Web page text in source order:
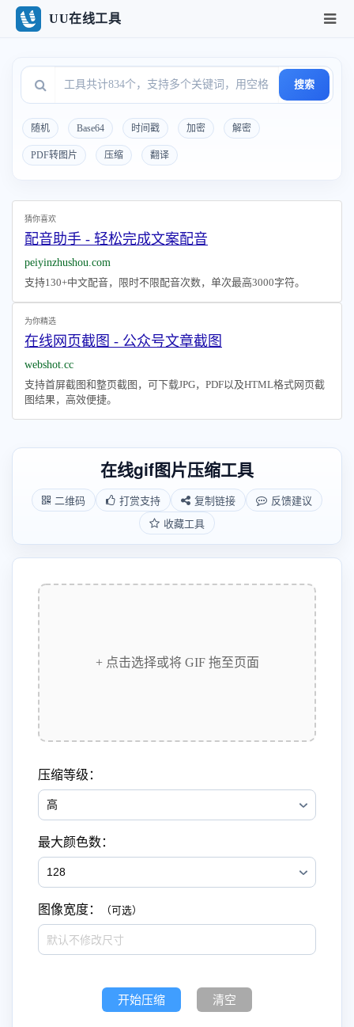
UU在线工具
搜索
随机 Base64 时间戳 加密 解密
PDF转图片 压缩 翻译
猜你喜欢
配音助手 - 轻松完成文案配音
peiyinzhushou.com
支持130+中文配音，限时不限配音次数，单次最高3000字符。
为你精选
在线网页截图 - 公众号文章截图
webshot.cc
支持首屏截图和整页截图，可下载JPG，PDF以及HTML格式网页截
图结果，高效便捷。
在线gif图片压缩工具
二维码 打赏支持 复制链接
反馈建议
收藏工具
+ 点击选择或将 GIF 拖至页面
压缩等级：
最大颜色数：
图像宽度： （可选）
开始压缩 清空